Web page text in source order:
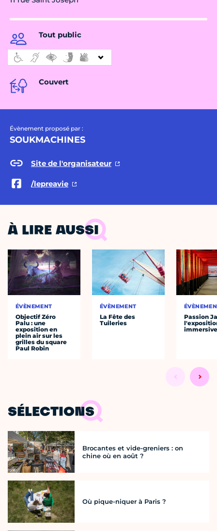
Tout public
Couvert
Évènement proposé par :
SOUKMACHINES
Site de l'organisateur
/lepreavie
À LIRE AUSSI
ÉVÈNEMENT
Objectif Zéro
Palu : une
exposition en
plein air sur les
grilles du square
Paul Robin
ÉVÈNEMENT
La Fête des
Tuileries
Passion
SÉLECTIONS
Brocantes et vide-greniers : on
chine où en août ?
Où pique-niquer à Paris ?